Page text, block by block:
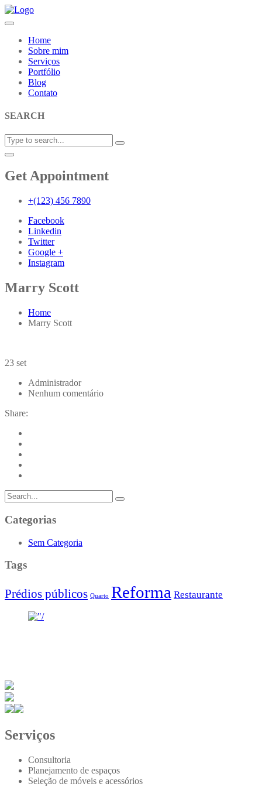
Home
Sobre mim
Serviços
Portfólio
Blog
Contato
SEARCH
Get Appointment
+(123) 456 7890
Facebook
Linkedin
Twitter
Google +
Instagram
Marry Scott
Home
Marry Scott
23 set
Administrador
Nenhum comentário
Share:
Categorias
Sem Categoria
Tags
Prédios públicos Quarto Reforma Restaurante
Serviços
Consultoria
Planejamento de espaços
Seleção de móveis e acessórios